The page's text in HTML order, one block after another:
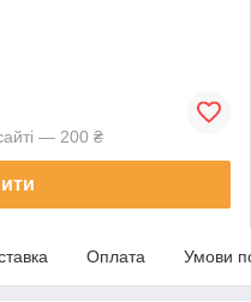
— 200 ₴
Оплата Умови